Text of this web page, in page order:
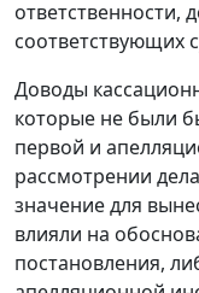
ответственности,
соответствующих
Доводы
которые не были
первой и
рассмотрении
значение для
влияли на
постановления,